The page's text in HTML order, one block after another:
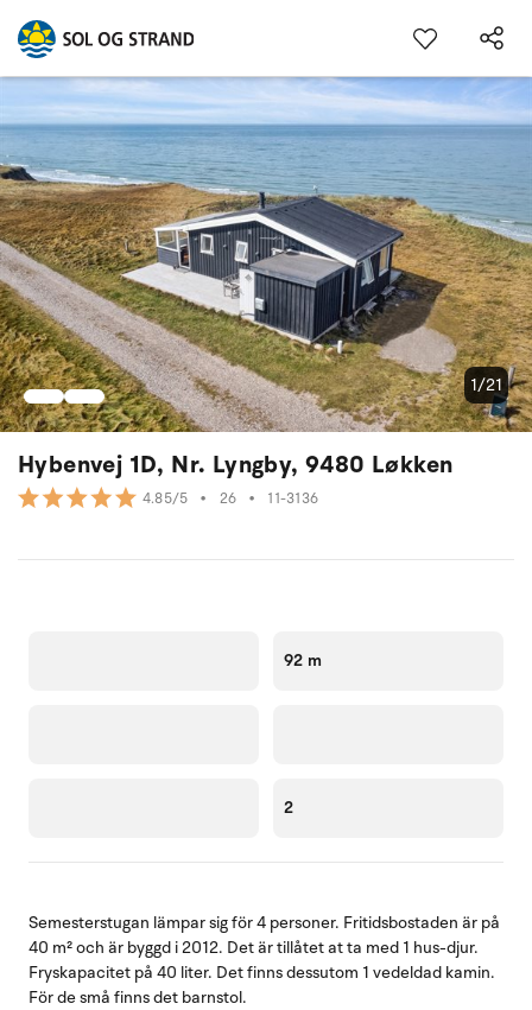
Hybenvej 1D, Nr. Lyngby, 9480 Løkken
4.85/5 • 26 • 11-3136
1/21
92 m
2
Semesterstugan lämpar sig för 4 personer. Fritidsbostaden är på
40 m² och är byggd i 2012. Det är tillåtet at ta med 1 hus-djur.
Fryskapacitet på 40 liter. Det finns dessutom 1 vedeldad kamin.
För de små finns det barnstol.